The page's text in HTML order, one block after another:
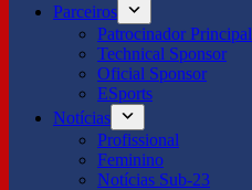
Parceiros
Patrocinador Principal
Technical Sponsor
Oficial Sponsor
ESports
Notícias
Profissional
Feminino
Notícias Sub-23